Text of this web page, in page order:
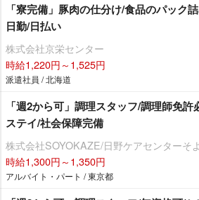
「寮完備」豚肉の仕分け/食品のパック
日勤/日払い
株式会社京栄センター
時給1,220円～1,525円
派遣社員 / 北海道
「週2から可」調理スタッフ/調理師免
ステイ/社会保障完備
株式会社SOYOKAZE/日野ケアセンターそ
時給1,300円～1,350円
アルバイト・パート / 東京都